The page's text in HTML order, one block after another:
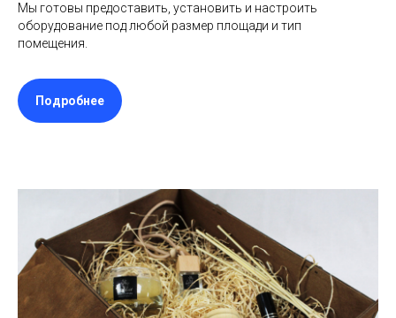
Мы готовы предоставить, установить и настроить
оборудование под любой размер площади и тип
помещения.
Подробнее